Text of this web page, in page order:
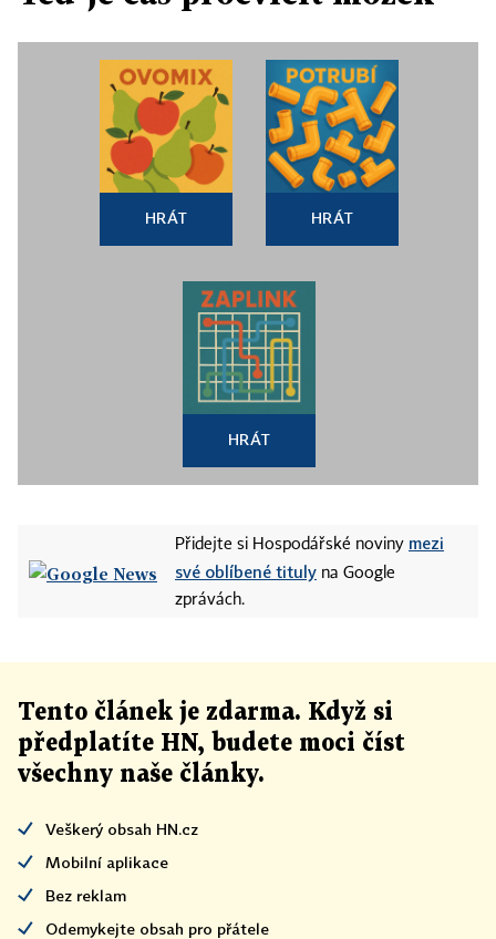
HRÁT HRÁT
HRÁT
Přidejte si Hospodářské noviny mezi
své oblíbené tituly na Google
zprávách.
Tento článek je zdarma. Když si
předplatíte HN, budete moci číst
všechny naše články.
Veškerý obsah HN.cz
Mobilní aplikace
Bez reklam
Odemykejte obsah pro přátele